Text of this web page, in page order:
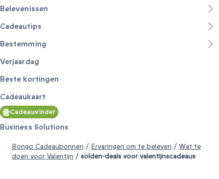
Belevenissen
Cadeautips
Bestemming
Verjaardag
Beste kortingen
Cadeaukaart
Cadeauvinder
Business Solutions
Bongo Cadeaubonnen / Ervaringen om te beleven / Wat te
doen voor Valentijn / solden-deals voor valentijnscadeaus